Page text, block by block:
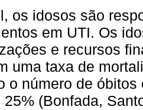
os idosos são
em UTI. Os
e recursos
uma taxa de
o número de
25% (Bonfada,